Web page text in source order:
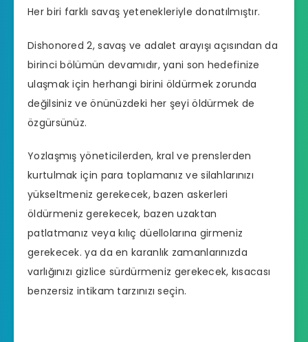
Her biri farklı savaş yetenekleriyle donatılmıştır.
Dishonored 2, savaş ve adalet arayışı açısından da
birinci bölümün devamıdır, yani son hedefinize
ulaşmak için herhangi birini öldürmek zorunda
değilsiniz ve önünüzdeki her şeyi öldürmek de
özgürsünüz.
Yozlaşmış yöneticilerden, kral ve prenslerden
kurtulmak için para toplamanız ve silahlarınızı
yükseltmeniz gerekecek, bazen askerleri
öldürmeniz gerekecek, bazen uzaktan
patlatmanız veya kılıç düellolarına girmeniz
gerekecek. ya da en karanlık zamanlarınızda
varlığınızı gizlice sürdürmeniz gerekecek, kısacası
benzersiz intikam tarzınızı seçin.